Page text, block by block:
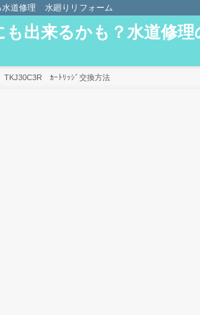
水道修理 水廻りリフォーム
も出来るかも？水道修理
ｶｰﾄﾘｯｼﾞ交換方法